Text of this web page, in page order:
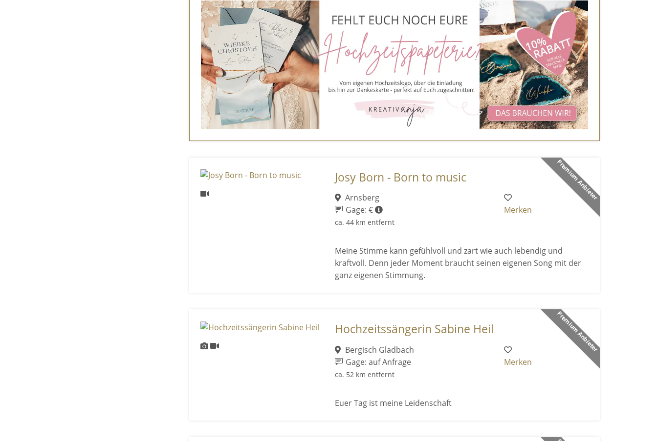
Premium Anbieter
Josy Born - Born to music
Arnsberg
Gage: €
ca. 44 km entfernt
Merken
Meine Stimme kann gefühlvoll und zart wie auch lebendig und
kraftvoll. Denn jeder Moment braucht seinen eigenen Song mit der
ganz eigenen Stimmung.
Premium Anbieter
Hochzeitssängerin Sabine Heil
Bergisch Gladbach
Gage: auf Anfrage
ca. 52 km entfernt
Merken
Euer Tag ist meine Leidenschaft